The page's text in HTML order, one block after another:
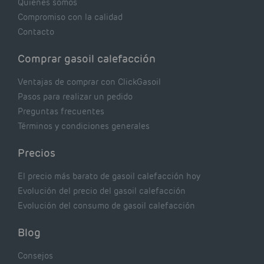
Compromiso con la calidad
Contacto
Comprar gasoil calefacción
Ventajas de comprar con ClickGasoil
Pasos para realizar un pedido
Preguntas frecuentes
Términos y condiciones generales
Precios
El precio más barato de gasoil calefacción hoy
Evolución del precio del gasoil calefacción
Evolución del consumo de gasoil calefacción
Blog
Consejos